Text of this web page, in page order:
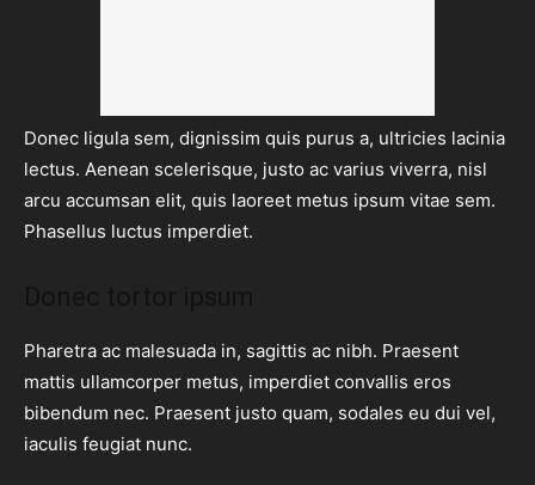
Donec ligula sem, dignissim quis purus a, ultricies lacinia
lectus. Aenean scelerisque, justo ac varius viverra, nisl
arcu accumsan elit, quis laoreet metus ipsum vitae sem.
Phasellus luctus imperdiet.
Pharetra ac malesuada in, sagittis ac nibh. Praesent
mattis ullamcorper metus, imperdiet convallis eros
bibendum nec. Praesent justo quam, sodales eu dui vel,
iaculis feugiat nunc.